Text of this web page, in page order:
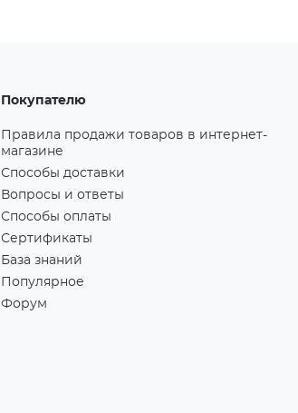
Покупателю
Правила продажи товаров в интернет-
магазине
Способы доставки
Вопросы и ответы
Способы оплаты
Сертификаты
База знаний
Популярное
Форум